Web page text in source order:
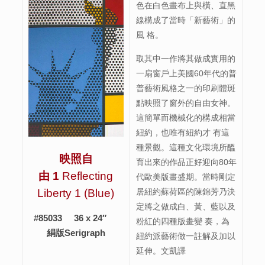
映照自
由 1 Reflecting
Liberty 1 (Blue)
#85033 36 x 24″
絹版Serigraph
色在白色畫布上與橫、直黑
線構成了當時「新藝術」的
風 格。
取其中一作將其做成實用的
一扇窗戶上美國60年代的普
普藝術風格之一的印刷體斑
點映照了窗外的自由女神。
這簡單而機械化的構成相當
紐約，也唯有紐約才 有這
種景觀。這種文化環境所醞
育出來的作品正好迎向80年
代歐美版畫盛期。當時剛定
居紐約蘇荷區的陳錦芳乃決
定將之做成白、黃、藍以及
粉紅的四種版畫變 奏，為
紐約派藝術做一註解及加以
延伸。文凱譯